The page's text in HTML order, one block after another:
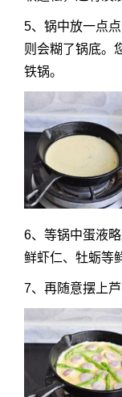
5、锅中放一点
则会糊了锅底。
铁锅。
6、等锅中蛋液
鲜虾仁、牡蛎等
7、再随意摆上芦